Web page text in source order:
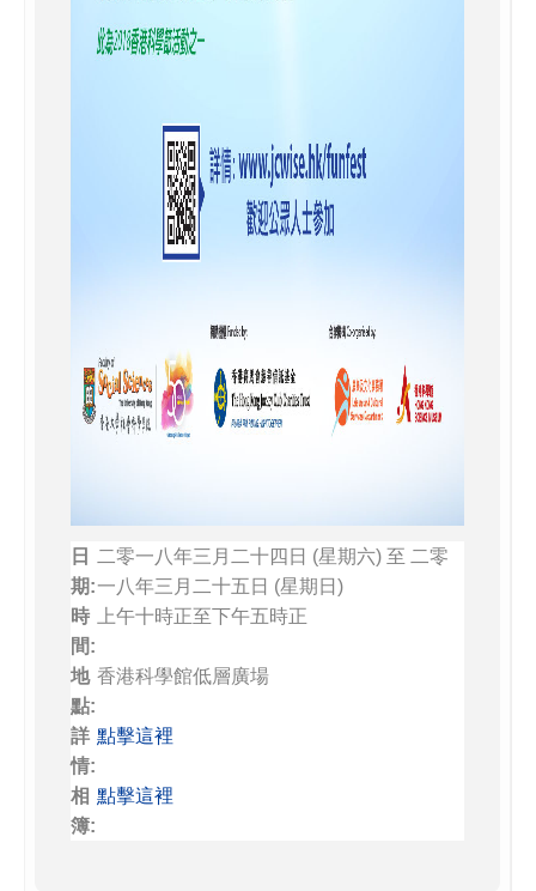
日
期:
二零一八年三月二十四日 (星期六) 至 二零
一八年三月二十五日 (星期日)
時
間:
上午十時正至下午五時正
地
點:
香港科學館低層廣場
詳
情:
點擊這裡
相
簿:
點擊這裡